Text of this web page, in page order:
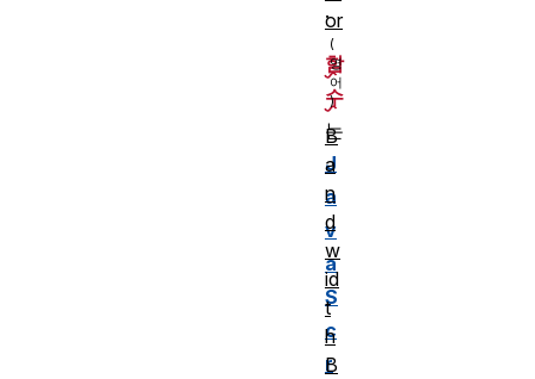
.
함
수
는
J
a
v
a
S
c
r
or
B
a
n
d
w
id
t
h
B